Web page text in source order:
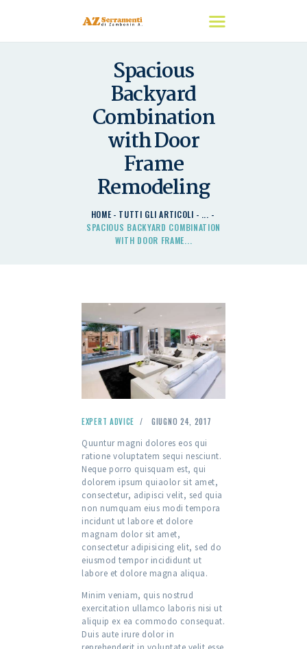
Spacious
Backyard
Combination
with Door
Frame
Remodeling
HOME TUTTI GLI ARTICOLI
...
SPACIOUS BACKYARD COMBINATION
WITH DOOR FRAME...
CHI SIAMO
I NOSTRI PRODOTTI
DETRAZIONI
CONTATTACI
EXPERT ADVICE GIUGNO 24, 2017
Quuntur magni dolores eos qui
ratione voluptatem sequi nesciunt.
Neque porro quisquam est, qui
dolorem ipsum quiaolor sit amet,
consectetur, adipisci velit, sed quia
non numquam eius modi tempora
incidunt ut labore et dolore
magnam dolor sit amet,
consectetur adipisicing elit, sed do
eiusmod tempor incididunt ut
labore et dolore magna aliqua.
Minim veniam, quis nostrud
exercitation ullamco laboris nisi ut
aliquip ex ea commodo consequat.
Duis aute irure dolor in